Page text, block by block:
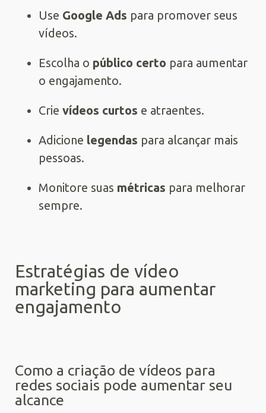
Use Google Ads para promover seus
vídeos.
Escolha o público certo para aumentar
o engajamento.
Crie vídeos curtos e atraentes.
Adicione legendas para alcançar mais
pessoas.
Monitore suas métricas para melhorar
sempre.
Estratégias de vídeo
marketing para aumentar
engajamento
Como a criação de vídeos para
redes sociais pode aumentar seu
alcance